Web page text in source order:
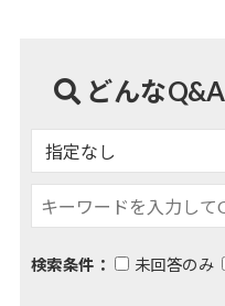
どんな
検索条件： 未回答のみ